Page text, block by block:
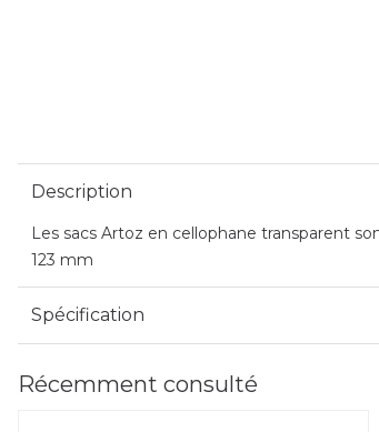
Description
Les sacs Artoz en cellophane transparent
123 mm
Spécification
Récemment consulté